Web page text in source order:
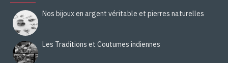
Nos bijoux en argent véritable et pierres naturelles
Les Traditions et Coutumes indiennes